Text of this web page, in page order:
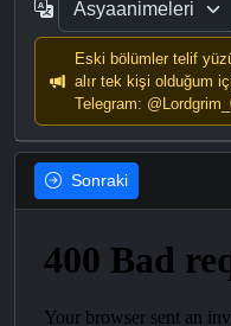
Eski bölümler telif
alır tek kişi olduğum
Telegram:
Sonraki